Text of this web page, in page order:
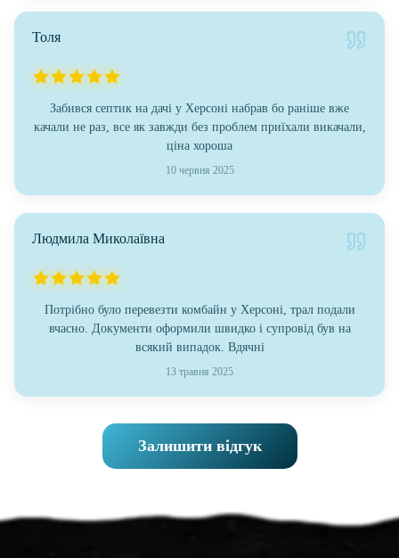
Толя
Забився септик на дачі у Херсоні набрав бо раніше вже
качали не раз, все як завжди без проблем приїхали викачали,
ціна хороша
10 червня 2025
Людмила Миколаївна
Потрібно було перевезти комбайн у Херсоні, трал подали
вчасно. Документи оформили швидко і супровід був на
всякий випадок. Вдячні
13 травня 2025
Залишити відгук